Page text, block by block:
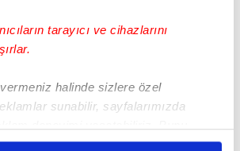
tarayıcı ve cihazlarını
halinde sizlere özel
sunabilir, sayfalarımızda
size daha iyi bir reklam deneyimi
Tümünü Göster